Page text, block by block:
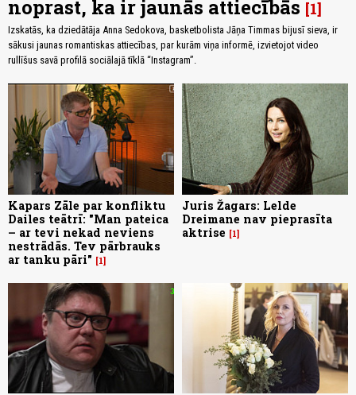
noprast, ka ir jaunās attiecībās 1
Izskatās, ka dziedātāja Anna Sedokova, basketbolista Jāņa Timmas bijusī sieva, ir
sākusi jaunas romantiskas attiecības, par kurām viņa informē, izvietojot video
rullīšus savā profilā sociālajā tīklā “Instagram”.
Kapars Zāle par konfliktu
Dailes teātrī: "Man pateica
– ar tevi nekad neviens
nestrādās. Tev pārbrauks
ar tanku pāri"
1
Juris Žagars: Lelde
Dreimane nav pieprasīta
aktrise
1